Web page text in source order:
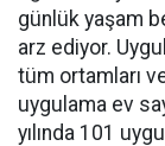
günlük yaşam
arz ediyor.
tüm ortamları
uygulama ev
yılında 101